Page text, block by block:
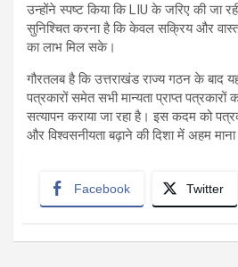
उन्होंने स्पष्ट किया कि LIU के जरिए की जा
सुनिश्चित करना है कि केवल सक्रिय और
का लाभ मिल सके।
गौरतलब है कि उत्तराखंड राज्य गठन के बाद
पत्रकारों समेत सभी मान्यता प्राप्त पत्रकारों
सत्यापन कराया जा रहा है। इस कदम को
और विश्वसनीयता बढ़ाने की दिशा में अहम माना
Facebook Twitter